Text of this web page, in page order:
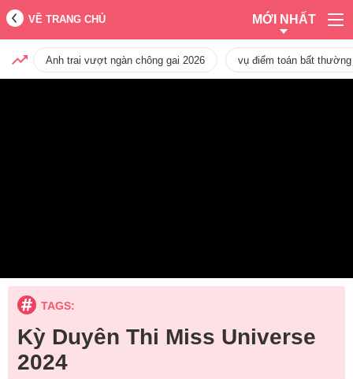
VỀ TRANG CHỦ MỚI NHẤT
Anh trai vượt ngàn chông gai 2026 vụ điểm toán bất
TAGS:
Kỳ Duyên Thi Miss Universe
2024